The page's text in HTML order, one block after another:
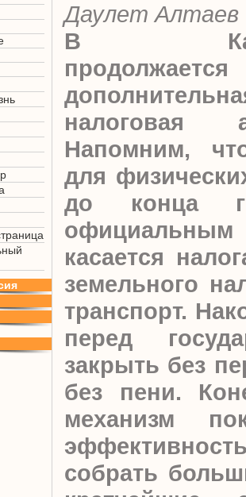
Даулет Алтаев
В
продолжается
налоговая
Напомним,
для
до конца
касается
земельного
транспорт.
перед
закрыть без
без пени.
механизм
собрать